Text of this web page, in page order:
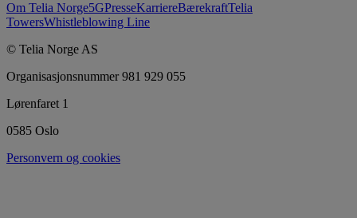
Om Telia Norge5GPresseKarriereBærekraftTelia
TowersWhistleblowing Line
© Telia Norge AS
Organisasjonsnummer 981 929 055
Lørenfaret 1
0585 Oslo
Personvern og cookies